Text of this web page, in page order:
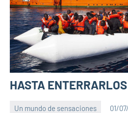
HASTA
Un mundo de sensaciones 01/